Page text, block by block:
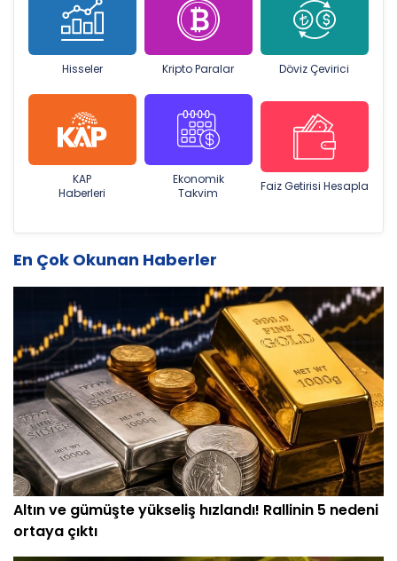
Hisseler Kripto Paralar Döviz Çevirici
KAP
Haberleri
Ekonomik
Takvim
Faiz Getirisi Hesapla
En Çok Okunan Haberler
Altın ve gümüşte yükseliş hızlandı! Rallinin 5 nedeni
ortaya çıktı